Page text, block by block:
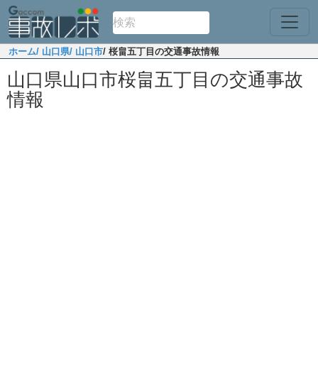
ホーム/ 山口県/ 山口市/ 桜畠五丁目の交通事故情報
山口県山口市桜畠五丁目の交通事故
情報